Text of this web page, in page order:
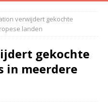
verwijdert gekochte
landen
gekochte
in meerdere